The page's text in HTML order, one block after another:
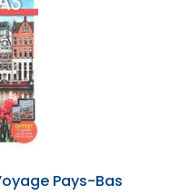
Pays-Bas